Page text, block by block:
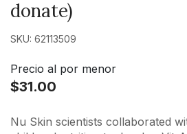
donate)
SKU: 62113509
Precio al por menor
$31.00
Nu Skin scientists collaborated